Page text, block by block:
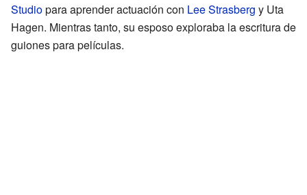
Studiopara aprender actuación con Lee Strasberg y Uta
Hagen. Mientras tanto, su esposo exploraba la escritura de
guiones para películas.